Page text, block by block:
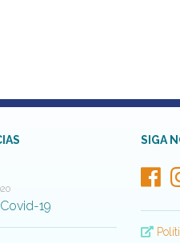
19
SIGA